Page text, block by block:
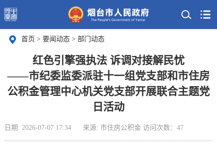
首页 > 要闻动态 > 部门动态
红色引擎强执法 诉调对接解民忧
——市纪委监委派驻十一组党支部和市住房
公积金管理中心机关党支部开展联合主题党
日活动
日期: 2026-07-07 17:34 来源: 市住房公积金 访问次数： 47